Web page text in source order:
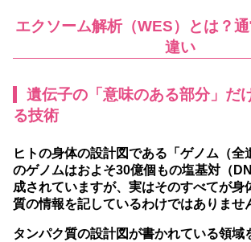
エクソーム解析（WES）とは？
違い
遺伝子の「意味のある部分」だ
る技術
ヒトの身体の設計図である「ゲノム（全
のゲノムはおよそ30億個もの塩基対（
成されていますが、実はそのすべてが身
質の情報を記しているわけではありませ
タンパク質の設計図が書かれている領域